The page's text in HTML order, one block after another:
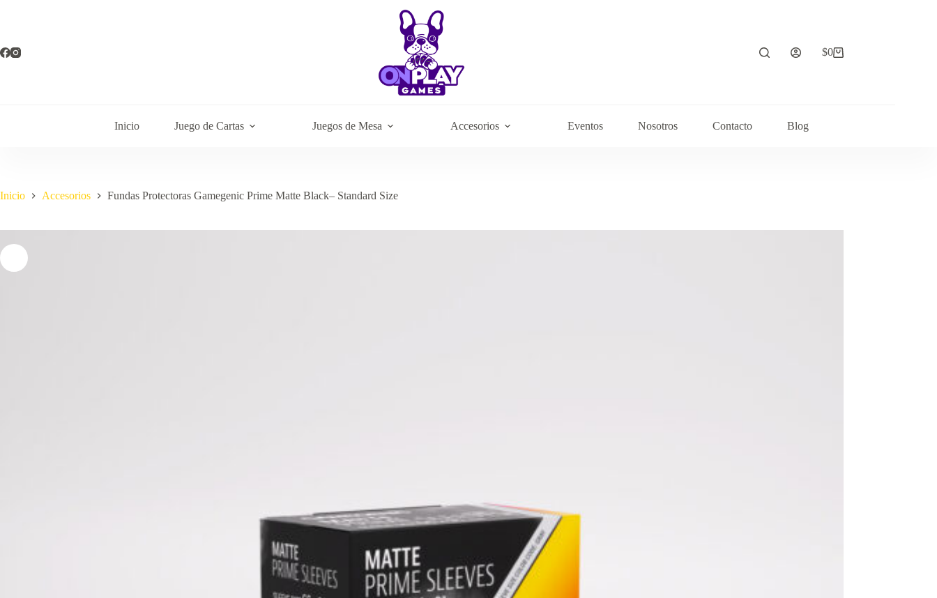
Carrito
$0
Inicio Juego de Cartas Juegos de Mesa Accesorios Eventos Nosotros Contacto Blog
Inicio Accesorios Fundas Protectoras Gamegenic Prime Matte Black– Standard Size